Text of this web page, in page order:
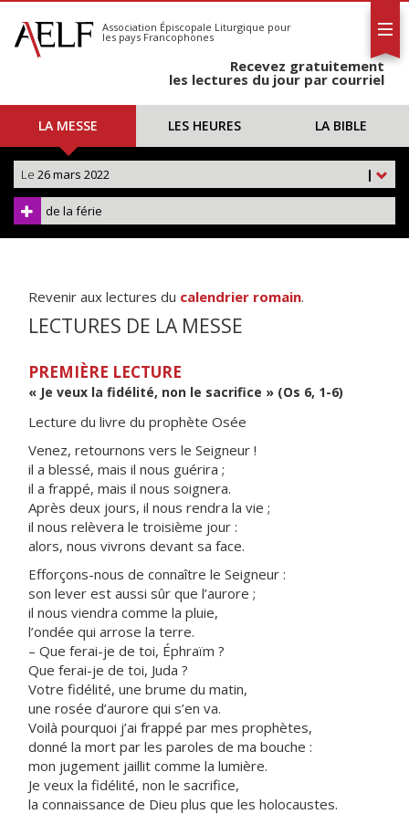
S'abonner
Calendrier
Association Épiscopale Liturgique pour
les pays Francophones
Recevez gratuitement
les lectures du jour par courriel
LA MESSE LES HEURES LA BIBLE
|
Le 26 mars 2022
de la férie
Revenir aux lectures du calendrier romain.
LECTURES DE LA MESSE
PREMIÈRE LECTURE
« Je veux la fidélité, non le sacrifice » (Os 6, 1-6)
Lecture du livre du prophète Osée
Venez, retournons vers le Seigneur !
il a blessé, mais il nous guérira ;
il a frappé, mais il nous soignera.
Après deux jours, il nous rendra la vie ;
il nous relèvera le troisième jour :
alors, nous vivrons devant sa face.
Efforçons-nous de connaître le Seigneur :
son lever est aussi sûr que l’aurore ;
il nous viendra comme la pluie,
l’ondée qui arrose la terre.
– Que ferai-je de toi, Éphraïm ?
Que ferai-je de toi, Juda ?
Votre fidélité, une brume du matin,
une rosée d’aurore qui s’en va.
Voilà pourquoi j’ai frappé par mes prophètes,
donné la mort par les paroles de ma bouche :
mon jugement jaillit comme la lumière.
Je veux la fidélité, non le sacrifice,
la connaissance de Dieu plus que les holocaustes.